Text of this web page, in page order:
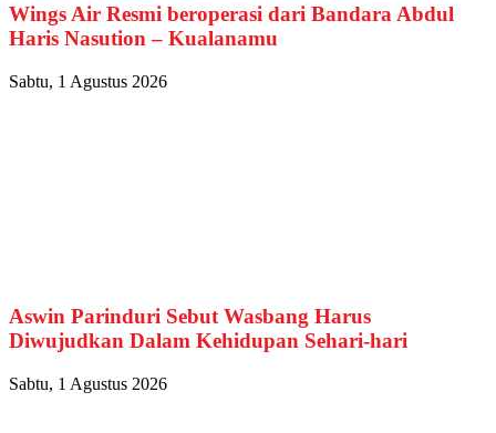
Wings Air Resmi beroperasi dari Bandara Abdul
Haris Nasution – Kualanamu
Sabtu, 1 Agustus 2026
Aswin Parinduri Sebut Wasbang Harus
Diwujudkan Dalam Kehidupan Sehari-hari
Sabtu, 1 Agustus 2026